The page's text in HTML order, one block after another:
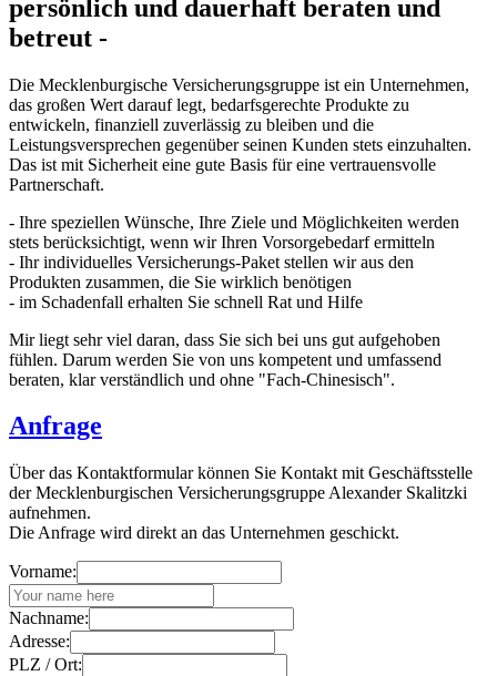
persönlich und dauerhaft beraten und
betreut -
Die Mecklenburgische Versicherungsgruppe ist ein Unternehmen,
das großen Wert darauf legt, bedarfsgerechte Produkte zu
entwickeln, finanziell zuverlässig zu bleiben und die
Leistungsversprechen gegenüber seinen Kunden stets einzuhalten.
Das ist mit Sicherheit eine gute Basis für eine vertrauensvolle
Partnerschaft.
- Ihre speziellen Wünsche, Ihre Ziele und Möglichkeiten werden
stets berücksichtigt, wenn wir Ihren Vorsorgebedarf ermitteln
- Ihr individuelles Versicherungs-Paket stellen wir aus den
Produkten zusammen, die Sie wirklich benötigen
- im Schadenfall erhalten Sie schnell Rat und Hilfe
Mir liegt sehr viel daran, dass Sie sich bei uns gut aufgehoben
fühlen. Darum werden Sie von uns kompetent und umfassend
beraten, klar verständlich und ohne "Fach-Chinesisch".
Anfrage
Über das Kontaktformular können Sie Kontakt mit Geschäftsstelle
der Mecklenburgischen Versicherungsgruppe Alexander Skalitzki
aufnehmen.
Die Anfrage wird direkt an das Unternehmen geschickt.
Vorname:
Nachname:
Adresse:
PLZ / Ort: